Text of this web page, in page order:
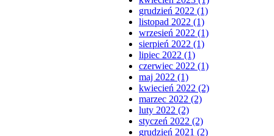
grudzień 2022 (1)
listopad 2022 (1)
wrzesień 2022 (1)
sierpień 2022 (1)
lipiec 2022 (1)
czerwiec 2022 (1)
maj 2022 (1)
kwiecień 2022 (2)
marzec 2022 (2)
luty 2022 (2)
styczeń 2022 (2)
grudzień 2021 (2)